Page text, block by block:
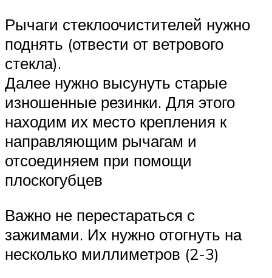
Рычаги стеклоочистителей нужно
поднять (отвести от ветрового
стекла).
Далее нужно высунуть старые
изношенные резинки. Для этого
находим их место крепления к
направляющим рычагам и
отсоединяем при помощи
плоскогубцев
Важно не перестараться с
зажимами. Их нужно отогнуть на
несколько миллиметров (2-3)